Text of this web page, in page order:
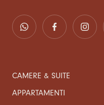
CAMERE & SUITE
APPARTAMENTI